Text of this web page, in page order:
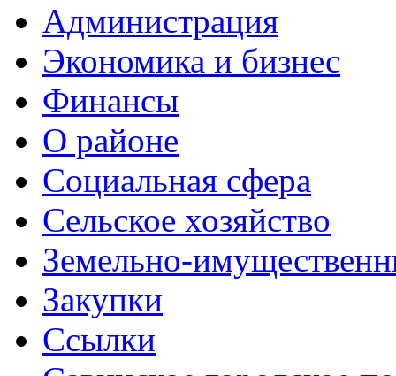
Администрация
Экономика и бизнес
Финансы
О районе
Социальная сфера
Сельское хозяйство
Земельно-
Закупки
Ссылки